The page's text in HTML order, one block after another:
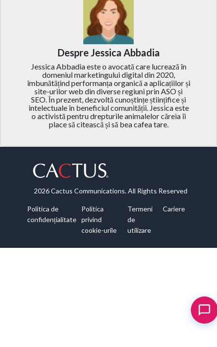
Despre Jessica Abbadia
Jessica Abbadia este o avocată care lucrează în
domeniul marketingului digital din 2020,
îmbunătățind performanța organică a aplicațiilor și
site-urilor web din diverse regiuni prin ASO și
SEO. În prezent, dezvoltă cunoștințe științifice și
intelectuale în beneficiul comunității. Jessica este
o activistă pentru drepturile animalelor căreia îi
place să citească și să bea cafea tare.
2026 Cactus Communications. All Rights Reserved
Politica de
confidențialitate
Politica
privind
cookie-urile
Termeni
de
utilizare
Cariere